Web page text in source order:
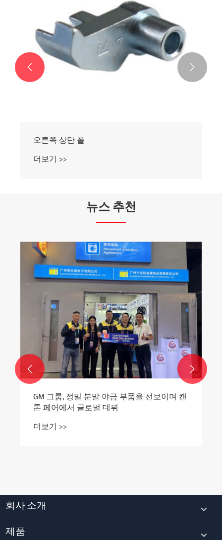
자전거 스프로킷
더보기 >>
 
뉴스 추천
정밀 분말 야금 부품 제조업체인 GM 그룹, 지
방의 "전문적이고 혁신적인" 기업 타이틀 유
더보기 >>
 
회사 소개
제품